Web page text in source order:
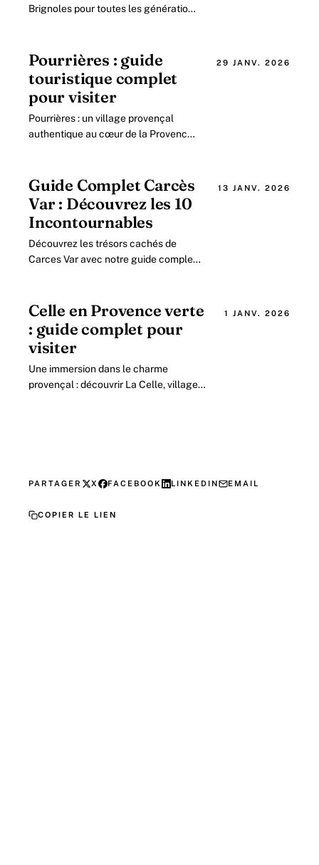
Brignoles pour toutes les générations
Pourrières : guide
touristique complet
pour visiter
Pourrières : un village provençal
authentique au cœur de la Provence
Pourrières incarne.
29 JANV. 2026
Guide Complet Carcès
Var : Découvrez les 10
Incontournables
Découvrez les trésors cachés de
Carces Var avec notre guide complet.
naturels.
13 JANV. 2026
Celle en Provence verte
: guide complet pour
visiter
Une immersion dans le charme
provençal : découvrir La Celle, village
1 JANV. 2026
PARTAGER X FACEBOOK LINKEDIN EMAIL
COPIER LE LIEN